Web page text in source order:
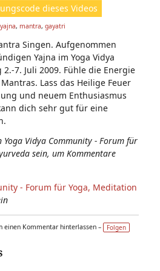
dieses Videos
yajna, mantra, gayatri
Singen. Aufgenommen
Yajna im Yoga Vidya
7. Juli 2009. Fühle die Energie
Lass das Heilige Feuer
und neuem Enthusiasmus
dich sehr gut für eine
Yoga Vidya Community - Forum für
sein, um Kommentare
- Forum für Yoga, Meditation
einen Kommentar hinterlassen – Folgen